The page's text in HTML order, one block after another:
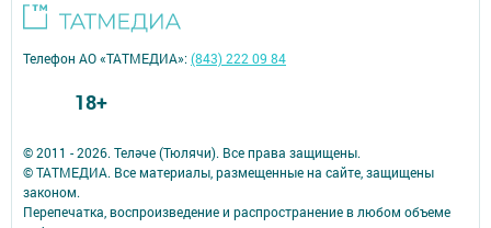
© 2011 - 2026. Теләче (Тюлячи). Все права защищены.
© ТАТМЕДИА. Все материалы, размещенные на сайте, защищены
законом.
Перепечатка, воспроизведение и распространение в любом объеме
Телефон АО «ТАТМЕДИА»:(843) 222 09 84
18+